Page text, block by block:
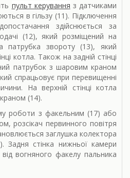
пульт керування з датчиками
в гільзу (11). Підключення
здійснюється за
(12), який розміщений на
патрубка звороту (13), який
котла. Також на задній стінці
патрубок з шаровим краном
спрацьовує при перевищенні
На верхній стінці котла
(14).
роботи з факельним (17) або
розсікач первинного повітря
заглушка колектора
Задня стінка нижньої камери
вогняного факелу пальника